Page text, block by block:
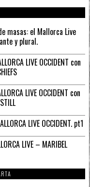
masas: el Mallorca Live
y plural.
LIVE OCCIDENT con
LIVE OCCIDENT con
LIVE OCCIDENT. pt1
LIVE – MARIBEL